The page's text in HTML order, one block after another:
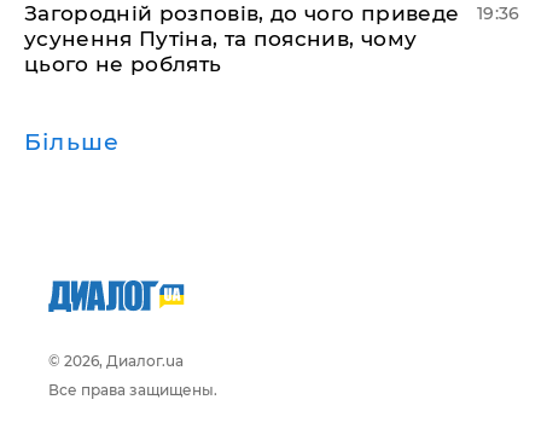
Загородній розповів, до чого приведе
усунення Путіна, та пояснив, чому
цього не роблять
19:36
Більше
© 2026, Диалог.ua
Все права защищены.